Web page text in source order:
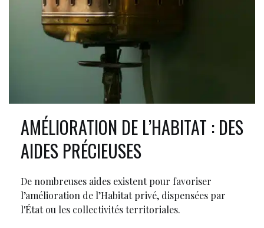
AMÉLIORATION DE L’HABITAT : DES
AIDES PRÉCIEUSES
De nombreuses aides existent pour favoriser
l’amélioration de l’Habitat privé, dispensées par
l'État ou les collectivités territoriales.